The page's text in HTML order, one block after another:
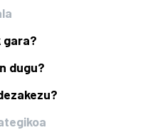
gara?
dugu?